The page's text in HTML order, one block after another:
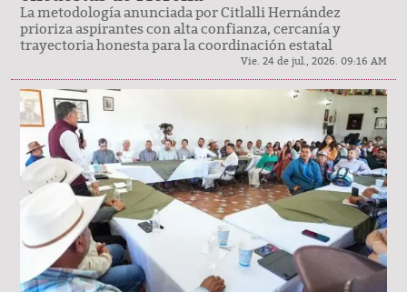
La metodología anunciada por Citlalli Hernández
prioriza aspirantes con alta confianza, cercanía y
trayectoria honesta para la coordinación estatal
Vie. 24 de jul., 2026. 09:16 AM